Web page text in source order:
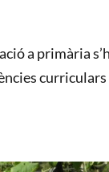
a primària
curriculars